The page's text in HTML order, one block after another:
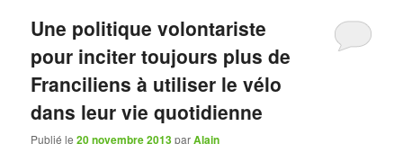
Une politique volontariste
pour inciter toujours plus de
Franciliens à utiliser le vélo
dans leur vie quotidienne
Publié le20 novembre 2013parAlain